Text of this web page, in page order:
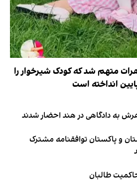
متهم شد که کودک شیرخوار را
انداخته است
به دادگاهی در هند احضار شدند
و پاکستان توافقنامه مشترک
طالبان